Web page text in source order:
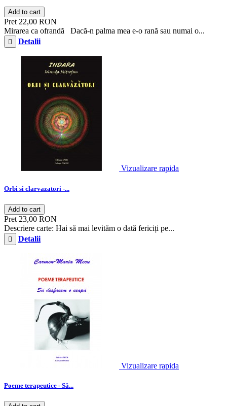
Add to cart
Pret 22,00 RON
Mirarea ca ofrandă Dacă-n palma mea e-o rană sau numai o...
 Detalii
Vizualizare rapida
Orbi si clarvazatori -...
Add to cart
Pret 23,00 RON
Descriere carte: Hai să mai levităm o dată fericiți pe...
 Detalii
Vizualizare rapida
Poeme terapeutice - Să...